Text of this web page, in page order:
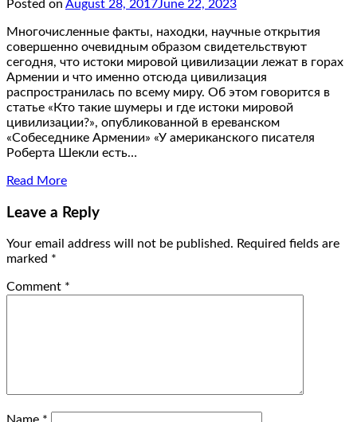
Posted on August 28, 2017June 22, 2023
Многочисленные факты, находки, научные открытия
совершенно очевидным образом свидетельствуют
сегодня, что истоки мировой цивилизации лежат в горах
Армении и что именно отсюда цивилизация
распространилась по всему миру. Об этом говорится в
статье «Кто такие шумеры и где истоки мировой
цивилизации?», опубликованной в ереванском
«Собеседнике Армении» «У американского писателя
Роберта Шекли есть…
Read More
Leave a Reply
Your email address will not be published. Required fields are
marked *
Comment *